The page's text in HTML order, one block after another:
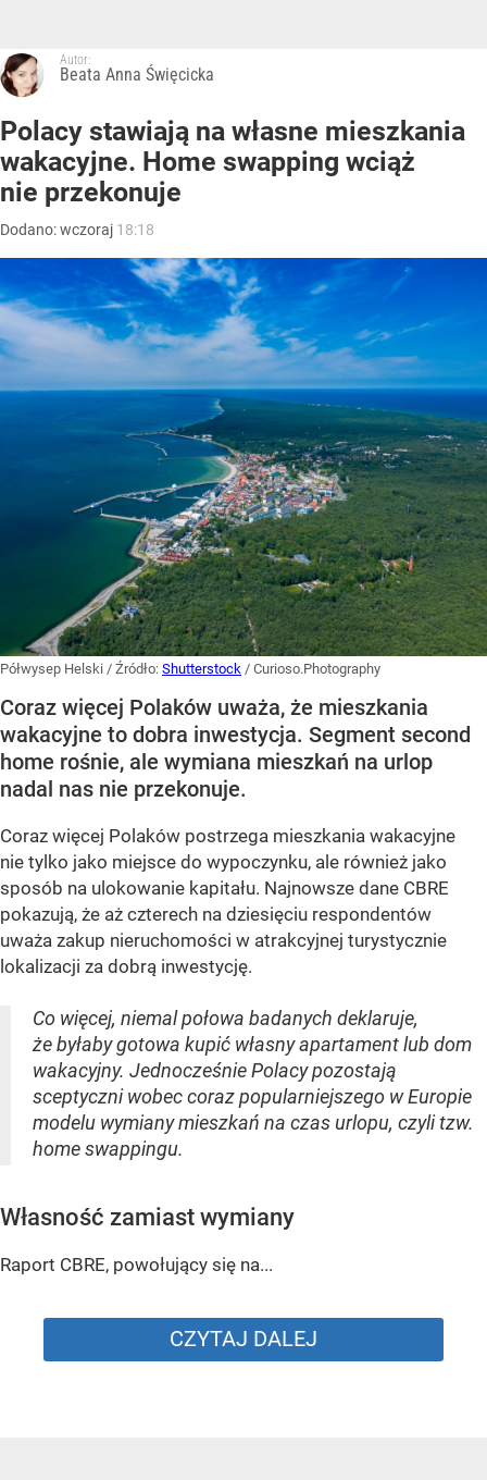
Autor:
Beata Anna Święcicka
Polacy stawiają na własne mieszkania
wakacyjne. Home swapping wciąż
nie przekonuje
Dodano:wczoraj 18:18
Półwysep Helski / Źródło: Shutterstock / Curioso.Photography
Coraz więcej Polaków uważa, że mieszkania
wakacyjne to dobra inwestycja. Segment second
home rośnie, ale wymiana mieszkań na urlop
nadal nas nie przekonuje.
Coraz więcej Polaków postrzega mieszkania wakacyjne
nie tylko jako miejsce do wypoczynku, ale również jako
sposób na ulokowanie kapitału. Najnowsze dane CBRE
pokazują, że aż czterech na dziesięciu respondentów
uważa zakup nieruchomości w atrakcyjnej turystycznie
lokalizacji za dobrą inwestycję.
Co więcej, niemal połowa badanych deklaruje,
że byłaby gotowa kupić własny apartament lub dom
wakacyjny. Jednocześnie Polacy pozostają
sceptyczni wobec coraz popularniejszego w Europie
modelu wymiany mieszkań na czas urlopu, czyli tzw.
home swappingu.
Własność zamiast wymiany
Raport CBRE, powołujący się na...
CZYTAJ DALEJ